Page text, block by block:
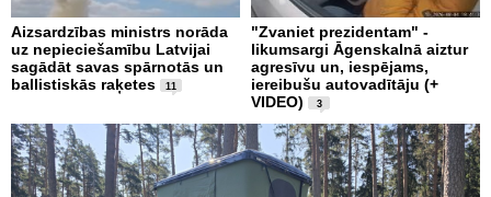
Aizsardzības ministrs norāda
uz nepieciešamību Latvijai
sagādāt savas spārnotās un
ballistiskās raķetes
11
"Zvaniet prezidentam" -
likumsargi Āgenskalnā aiztur
agresīvu un, iespējams,
iereibušu autovadītāju (+
VIDEO)
3